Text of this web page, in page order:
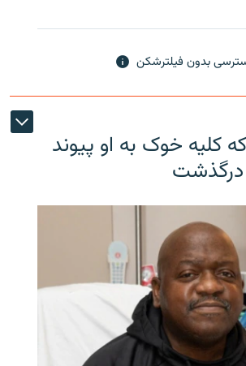
بدون فیلترشکن
کلیه خوک به او پیوند
درگذشت